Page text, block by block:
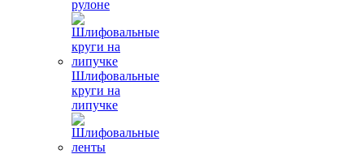
рулоне
Шлифовальные
круги на
липучке